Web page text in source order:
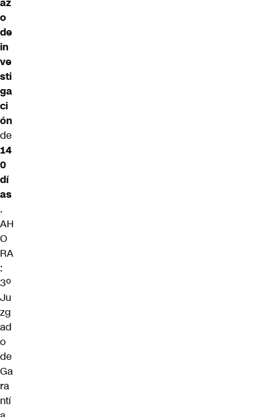
az
o
de
in
ve
sti
ga
ci
ón
de
14
0
dí
as
.
AH
O
RA
:
3º
Ju
zg
ad
o
de
Ga
ra
ntí